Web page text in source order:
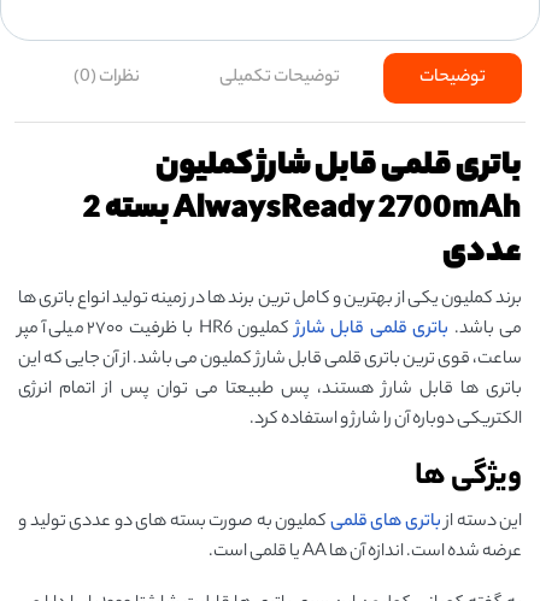
توضیحات توضیحات تکمیلی نظرات (0)
باتری قلمی قابل شارژ کملیون
AlwaysReady 2700mAh بسته 2
عددی
برند کملیون یکی از بهترین و کامل ترین برند ها در زمینه تولید انواع باتری ها
می باشد. باتری قلمی قابل شارژ
کملیون HR6 با ظرفیت ۲۷۰۰ میلی آمپر
ساعت، قوی ترین باتری قلمی قابل شارژ کملیون می باشد. از آن جایی که این
باتری ها قابل شارژ هستند، پس طبیعتا می ‌توان پس از اتمام انرژی
الکتریکی دوباره آن را شارژ و استفاده کرد.
ویژگی ها
این دسته ازباتری ‌های قلمیکملیون به‌ صورت بسته ‌های دو عددی تولید و
عرضه‌ شده است. اندازه آن‌ ها AA یا قلمی است.